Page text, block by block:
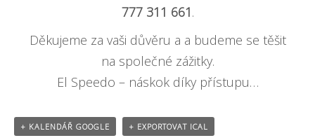
777 311 661.
Děkujeme za vaši důvěru a a budeme se těšit
na společné zážitky.
El Speedo – náskok díky přístupu…
+ KALENDÁŘ GOOGLE + EXPORTOVAT ICAL